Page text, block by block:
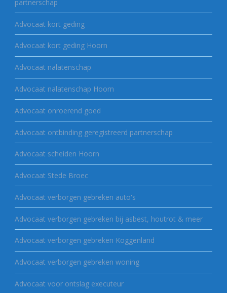
partnerschap
Advocaat kort geding
Advocaat kort geding Hoorn
Advocaat nalatenschap
Advocaat nalatenschap Hoorn
Advocaat onroerend goed
Advocaat ontbinding geregistreerd partnerschap
Advocaat scheiden Hoorn
Advocaat Stede Broec
Advocaat verborgen gebreken auto's
Advocaat verborgen gebreken bij asbest, houtrot & meer
Advocaat verborgen gebreken Koggenland
Advocaat verborgen gebreken woning
Advocaat voor ontslag executeur